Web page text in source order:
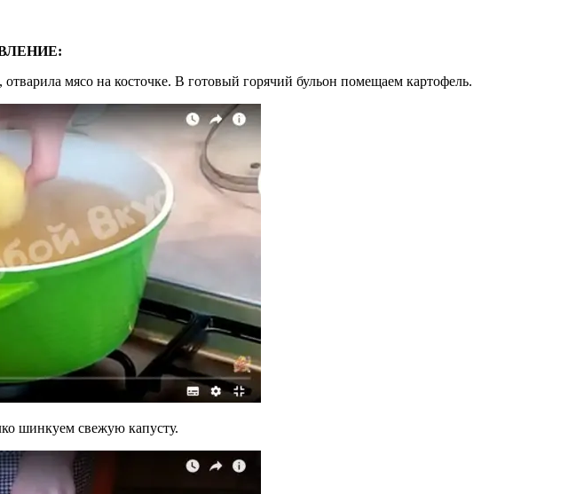
мясо на косточке. В готовый горячий бульон помещаем картофель.
шинкуем свежую капусту.